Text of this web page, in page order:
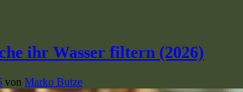
ihr Wasser filtern (2026)
von Marko Butze